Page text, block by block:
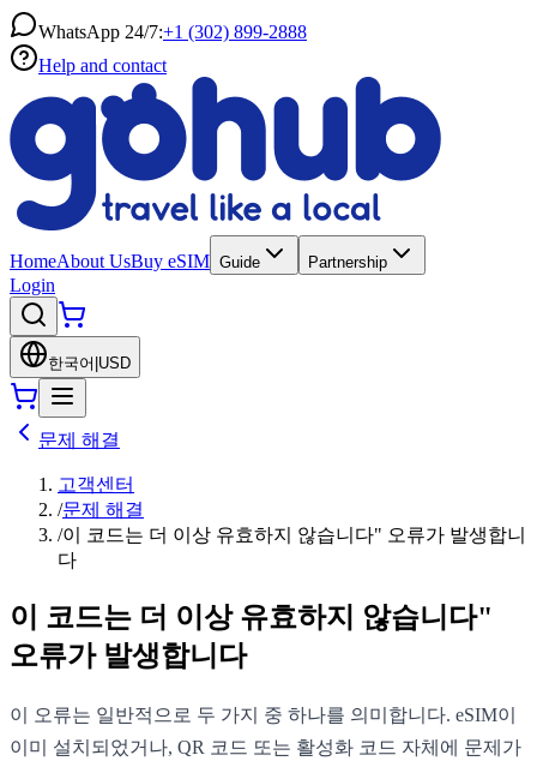
WhatsApp 24/7:+1 (302) 899-2888
Help and contact
HomeAbout UsBuy eSIM Guide Partnership
Login
한국어 USD
문제 해결
고객센터
/문제 해결
/이 코드는 더 이상 유효하지 않습니다" 오류가 발생합니
다
이 코드는 더 이상 유효하지 않습니다"
오류가 발생합니다
이 오류는 일반적으로 두 가지 중 하나를 의미합니다. eSIM이
이미 설치되었거나, QR 코드 또는 활성화 코드 자체에 문제가